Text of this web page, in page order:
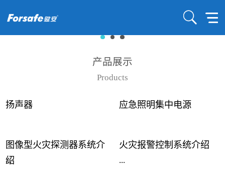
产品展示
Products
扬声器 应急照明集中电源
图像型火灾探测器系统介
绍
...
火灾报警控制系统介绍
...